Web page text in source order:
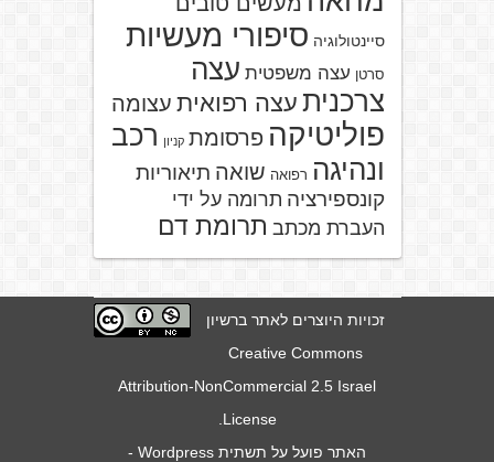
סיינטולוגיה סיפורי מעשיות
עצה משפטית עצה
צרכניתעצה רפואיתעצומה
פוליטיקה פרסומת קניון רכב
ונהיגה
רפואה שואהתיאוריות
קונספירציה תרומה על ידי
העברת מכתב תרומת דם
זכויות היוצרים לאתר ברשיון
Creative Commons
Attribution-NonCommercial 2.5 Israel
License
.
האתר פועל על תשתיתWordpress
-